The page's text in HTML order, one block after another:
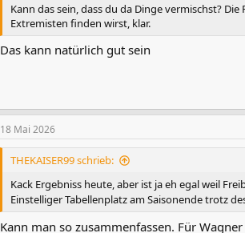
n
:
Kann das sein, dass du da Dinge vermischst?
Extremisten finden wirst, klar.
Das kann natürlich gut sein
18 Mai 2026
THEKAISER99 schrieb:
Kack Ergebniss heute, aber ist ja eh egal weil
Einstelliger Tabellenplatz am Saisonende trotz
Kann man so zusammenfassen. Für